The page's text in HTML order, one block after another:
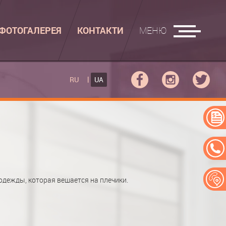
КОНТАКТИ МЕНЮ
RU UA
которая вешается на плечики.